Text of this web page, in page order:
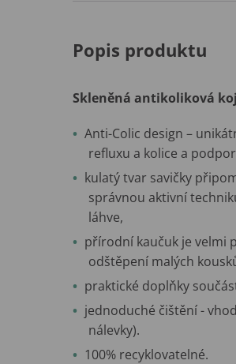
Popis produktu
Skleněná antikoliková
Anti-Colic design –
refluxu a kolice a
kulatý tvar savičky
správnou aktivní
láhve,
přírodní kaučuk je velmi
odštěpení malých
praktické doplňky
jednoduché čištění -
nálevky).
100% recyklovatelné.